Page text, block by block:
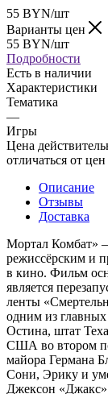
55 BYN/шт
Варианты цен
55 BYN/шт
Подробности
Есть в наличии
Характеристики
Тематика
—
Игры
Цена
отличаться от
Описание
Отзывы
Доставка
Мортал Комбат»
режиссёрским и
в кино. Фильм
является
ленты
одним из
Остина, штат
США во втором
майора Германа
Сони, Эрику и
Джексон «Джакс»